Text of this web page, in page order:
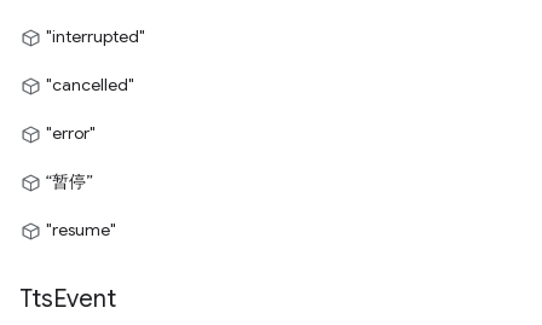
"interrupted"
"cancelled"
"error"
“暂停”
"resume"
TtsEvent